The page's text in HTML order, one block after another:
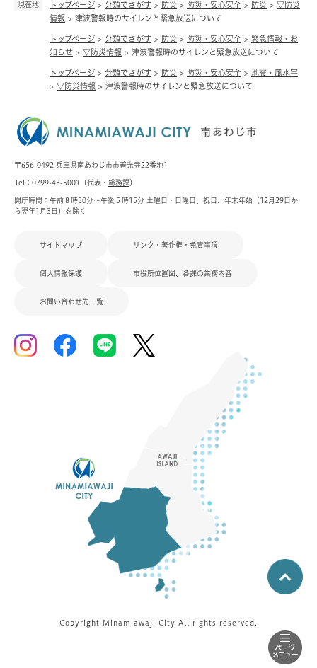
現在地 トップページ > 分類でさがす > 防災 > 防災・安心安全 > 防災 > ▽防災
情報 > 津波警報時のサイレンと緊急放送について
トップページ > 分類でさがす > 防災 > 防災・安心安全 > 緊急情報・お
知らせ > ▽防災情報 > 津波警報時のサイレンと緊急放送について
トップページ > 分類でさがす > 防災 > 防災・安心安全 > 地震・風水害
> ▽防災情報 > 津波警報時のサイレンと緊急放送について
▽
〒656-0492 兵庫県南あわじ市市善光寺22番地1
Tel：0799-43-5001（代表・ 総務課）
開庁時間：午前８時30分～午後５時15分 土曜日・日曜日、祝日、年末年始（12月29日か
ら翌年1月3日）を除く
サイトマップ リンク・著作権・免責事項
個人情報保護 市役所位置図、各課の業務内容
お問い合わせ先一覧
Copyright Minamiawaji City All rights reserved.